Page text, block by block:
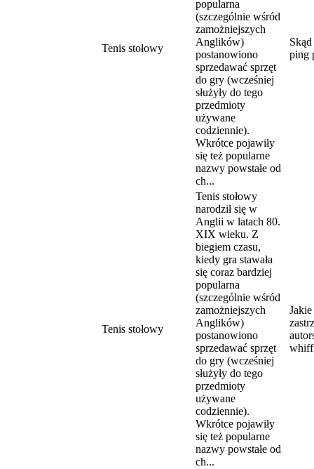
Tenis stołowy
popularna
(szczególnie wśród
zamożniejszych
Anglików)
postanowiono
sprzedawać sprzęt
do gry (wcześniej
służyły do tego
przedmioty
używane
codziennie).
Wkrótce pojawiły
się też popularne
nazwy powstałe od
ch...
ping
Tenis stołowy
Tenis stołowy
narodził się w
Anglii w latach 80.
XIX wieku. Z
biegiem czasu,
kiedy gra stawała
się coraz bardziej
popularna
(szczególnie wśród
zamożniejszych
Anglików)
postanowiono
sprzedawać sprzęt
do gry (wcześniej
służyły do tego
przedmioty
używane
codziennie).
Wkrótce pojawiły
się też popularne
nazwy powstałe od
ch...